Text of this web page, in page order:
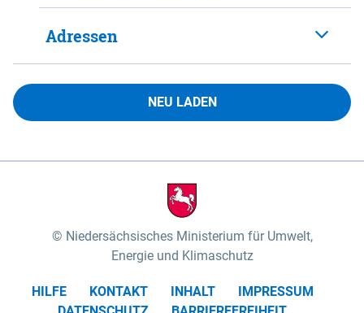
Adressen
NEU LADEN
Niedersächsisches Ministerium für Umwelt,
Energie und Klimaschutz
HILFE KONTAKT INHALT
IMPRESSUM